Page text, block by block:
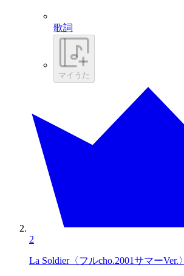
歌詞
マイうた
2
La Soldier〈フルcho.2001サマーVer.〉